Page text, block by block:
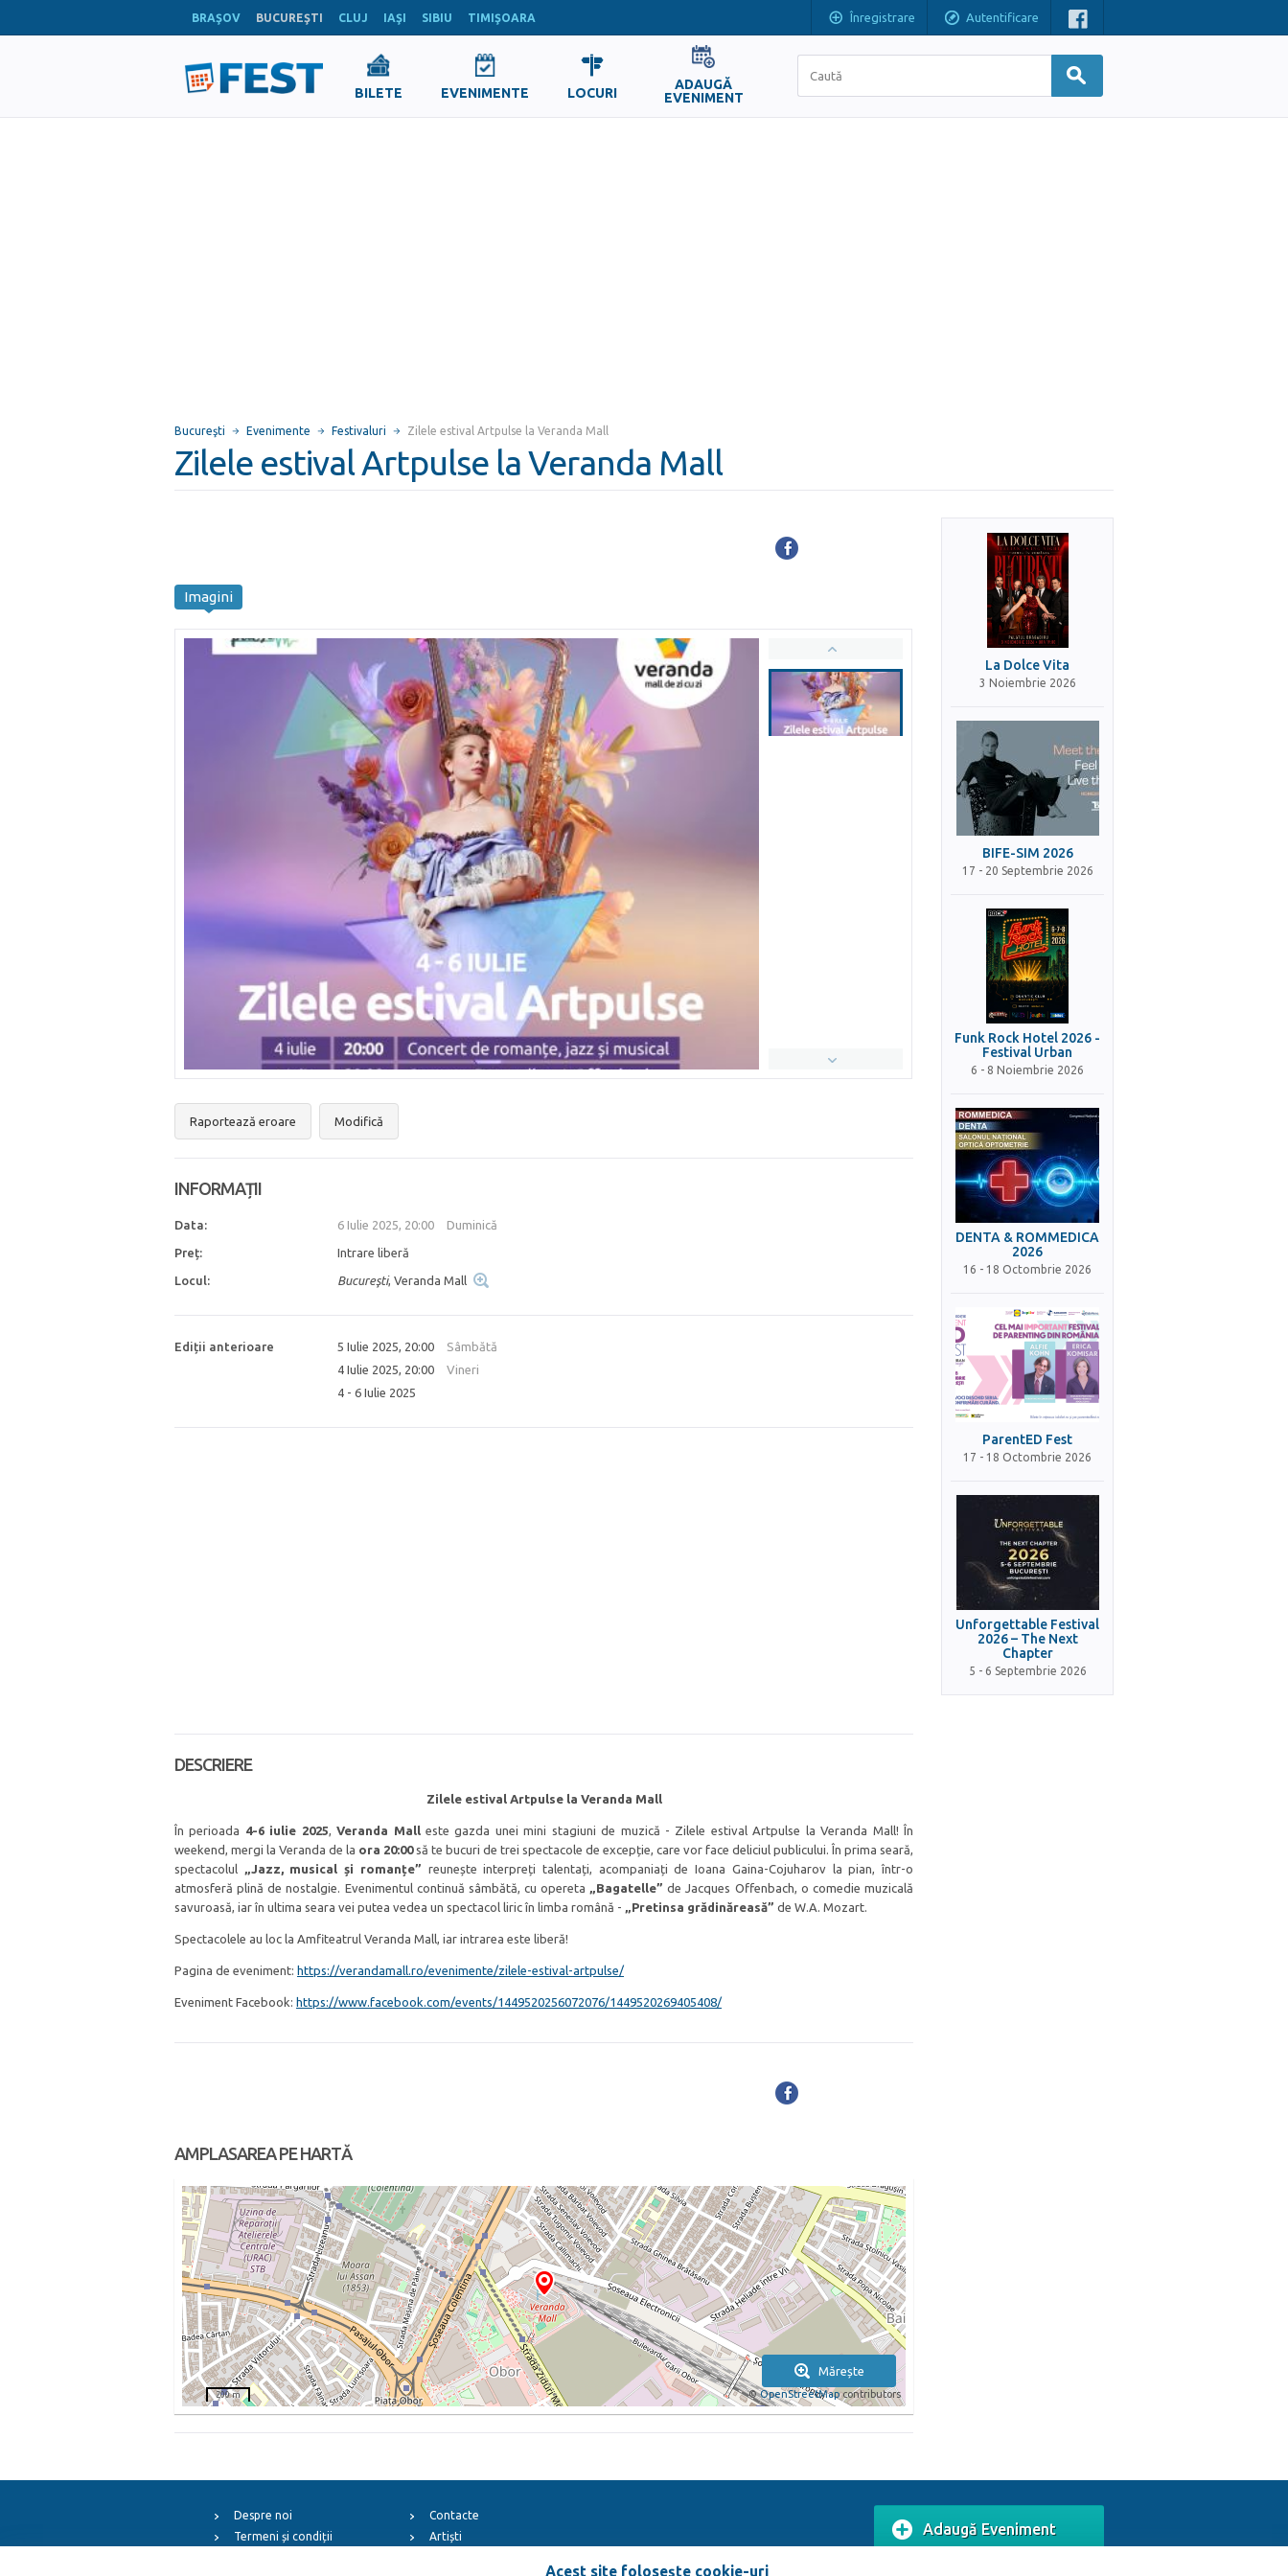
BRAŞOV BUCUREŞTI CLUJ IAŞI SIBIU TIMIŞOARA Înregistrare Autentificare
BILETE EVENIMENTE LOCURI
ADAUGĂ
EVENIMENT
Bucureşti Evenimente Festivaluri Zilele estival Artpulse la Veranda Mall
Zilele estival Artpulse la Veranda Mall
Imagini
Raportează eroare Modifică
INFORMAȚII
Data: 6 Iulie 2025, 20:00 Duminică
Preț: Intrare liberă
Locul: Bucureşti, Veranda Mall
Ediții anterioare 5 Iulie 2025, 20:00
Sâmbătă
4 Iulie 2025, 20:00
Vineri
4 - 6 Iulie 2025
DESCRIERE
Zilele estival Artpulse la Veranda Mall
În perioada 4-6 iulie 2025,Veranda Malleste gazda unei mini stagiuni de muzică - Zilele estival Artpulse la Veranda Mall! În
weekend, mergi la Veranda de la ora 20:00să te bucuri de trei spectacole de excepție, care vor face deliciul publicului. În prima seară,
spectacolul „Jazz, musical și romanțe” reunește interpreți talentați, acompaniați de Ioana Gaina-Cojuharov la pian, într-o
atmosferă plină de nostalgie. Evenimentul continuă sâmbătă, cu opereta „Bagatelle”de Jacques Offenbach, o comedie muzicală
savuroasă, iar în ultima seara vei putea vedea un spectacol liric în limba română - „Pretinsa grădinăreasă” de W.A. Mozart.
Spectacolele au loc la Amfiteatrul Veranda Mall, iar intrarea este liberă!
Pagina de eveniment: https://verandamall.ro/evenimente/zilele-estival-artpulse/
Eveniment Facebook: https://www.facebook.com/events/1449520256072076/1449520269405408/
AMPLASAREA PE HARTĂ
Mărește
©OpenStreetMapcontributors
200 m
La Dolce Vita
3 Noiembrie 2026
BIFE-SIM 2026
17 - 20 Septembrie 2026
Funk Rock Hotel 2026 -
Festival Urban
6 - 8 Noiembrie 2026
DENTA & ROMMEDICA
2026
16 - 18 Octombrie 2026
ParentED Fest
17 - 18 Octombrie 2026
Unforgettable Festival
2026 – The Next
Chapter
5 - 6 Septembrie 2026
Despre noi
Termeni și condiții
Contacte
Artiști
Adaugă Eveniment
Acest site folosește cookie-uri